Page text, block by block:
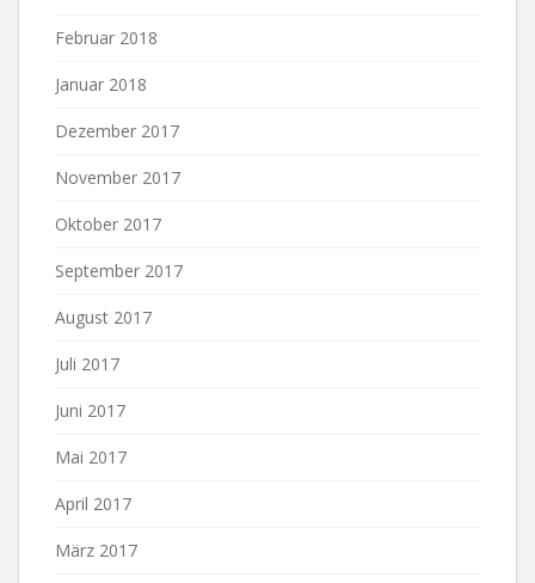
Februar 2018
Januar 2018
Dezember 2017
November 2017
Oktober 2017
September 2017
August 2017
Juli 2017
Juni 2017
Mai 2017
April 2017
März 2017